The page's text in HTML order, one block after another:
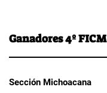
Ganadores 4º FICM
Sección Michoacana